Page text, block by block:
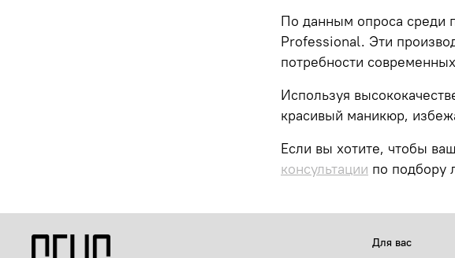
По данным опроса среди
Professional. Эти
потребности
Используя
красивый маникюр,
Если вы хотите, чтобы
консультации по подбору
Для вас